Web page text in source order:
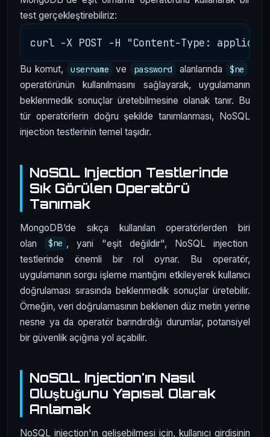
test gerçekleştirebiliriz:
Bu komut, username ve password alanlarında $ne
operatörünün kullanılmasını sağlayarak, uygulamanın
beklenmedik sonuçlar üretebilmesine olanak tanır. Bu
tür operatörlerin doğru şekilde tanımlanması, NoSQL
injection testlerinin temel taşıdır.
NoSQL Injection Testlerinde
Sık Görülen Operatörü
Tanımak
MongoDB’de sıkça kullanılan operatörlerden biri
olan
$ne , yani "eşit değildir", NoSQL injection
testlerinde önemli bir rol oynar. Bu operatör,
uygulamanın sorgu işleme mantığını etkileyerek kullanıcı
doğrulaması sırasında beklenmedik sonuçlar üretebilir.
Örneğin, veri doğrulamasının beklenen düz metin yerine
nesne ya da operatör barındırdığı durumlar, potansiyel
bir güvenlik açığına yol açabilir.
NoSQL Injection'ın Nasıl
Oluştuğunu Yapısal Olarak
Anlamak
NoSQL injection'ın gelişebilmesi için, kullanıcı girdisinin